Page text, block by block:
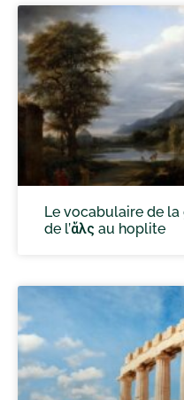
Le vocabulaire de la
de l’ἅλς au hoplite